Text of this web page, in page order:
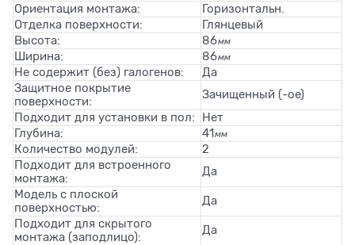
Ориентация монтажа:
Горизонтальн.
Отделка поверхности:
Глянцевый
Высота:
86мм
Ширина: 86мм
Не содержит (без) галогенов:
Да
Защитное покрытие
поверхности:
Зачищенный (-ое)
Подходит для установки в пол:
Нет
Глубина:
41 мм
Количество модулей:
2
Подходит для встроенного
монтажа:
Да
Модель с плоской
поверхностью:
Да
Подходит для скрытого
монтажа (заподлицо):
Да